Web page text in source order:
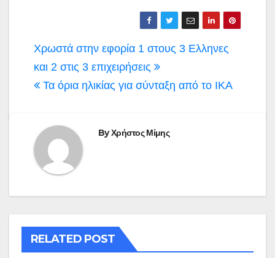
Πλοήγηση
άρθρων
Χρωστά στην εφορία 1 στους 3 Ελληνες
και 2 στις 3 επιχειρήσεις
Τα όρια ηλικίας για σύνταξη από το ΙΚΑ
ByΧρήστος Μίμης
RELATED POST